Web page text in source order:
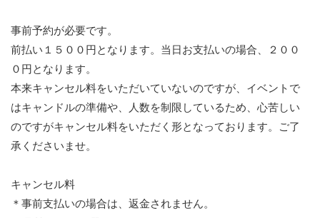
事前予約が必要です。
前払い１５００円となります。当日お支払いの場合、２００
０円となります。
本来キャンセル料をいただいていないのですが、イベントで
はキャンドルの準備や、人数を制限しているため、心苦しい
のですがキャンセル料をいただく形となっております。ご了
承くださいませ。
キャンセル料
＊事前支払いの場合は、返金されません。